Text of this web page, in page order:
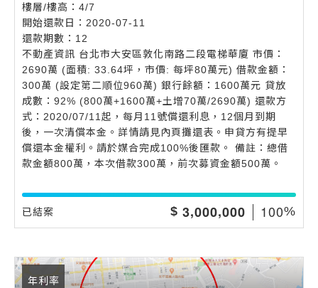
樓層/樓高：4/7
開始還款日：2020-07-11
還款期數：12
不動產資訊 台北市大安區敦化南路二段電梯華廈 市價：
2690萬 (面積: 33.64坪，市價: 每坪80萬元) 借款金額：
300萬 (設定第二順位960萬) 銀行餘額：1600萬元 貸放
成數：92% (800萬+1600萬+土增70萬/2690萬) 還款方
式：2020/07/11起，每月11號償還利息，12個月到期
後，一次清償本金。詳情請見內頁攤還表。申貸方有提早
償還本金權利。請於媒合完成100%後匯款。 備註：總借
款金額800萬，本次借款300萬，前次募資金額500萬。
已結案 $ 3,000,000 100%
年利率